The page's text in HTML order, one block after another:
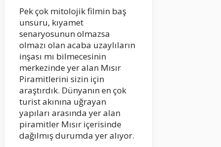
Pek çok mitolojik filmin baş
unsuru, kıyamet
senaryosunun olmazsa
olmazı olan acaba uzaylıların
inşası mı bilmecesinin
merkezinde yer alan Mısır
Piramitlerini sizin için
araştırdık. Dünyanın en çok
turist akınına uğrayan
yapıları arasında yer alan
piramitler Mısır içerisinde
dağılmış durumda yer alıyor.